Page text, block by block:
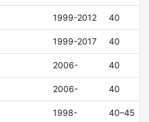
1999-2012 40
1999-2017 40
2006- 40
2006- 40
1998- 40–45